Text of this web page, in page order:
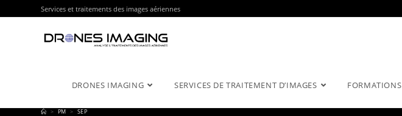
Services et traitements des images aériennes
DRONES IMAGING SERVICES DE TRAITEMENT D’IMAGES FORMATIONS
> PM > SEP